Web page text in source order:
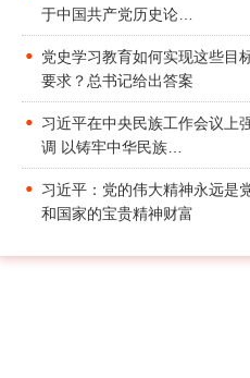
于中国共产党历史论…
党史学习教育如何实现这些目
要求？总书记给出答案
习近平在中央民族工作会议上
调 以铸牢中华民族…
习近平：党的伟大精神永远是
和国家的宝贵精神财富